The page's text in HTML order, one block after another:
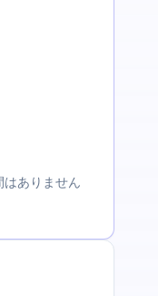
はありません